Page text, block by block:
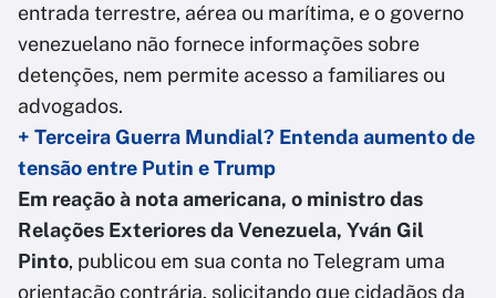
entrada terrestre, aérea ou marítima, e o governo
venezuelano não fornece informações sobre
detenções, nem permite acesso a familiares ou
advogados.
+ Terceira Guerra Mundial? Entenda aumento de
tensão entre Putin e Trump
Em reação à nota americana, o ministro das
Relações Exteriores da Venezuela, Yván Gil
Pinto, publicou em sua conta no Telegram uma
orientação contrária, solicitando que cidadãos da